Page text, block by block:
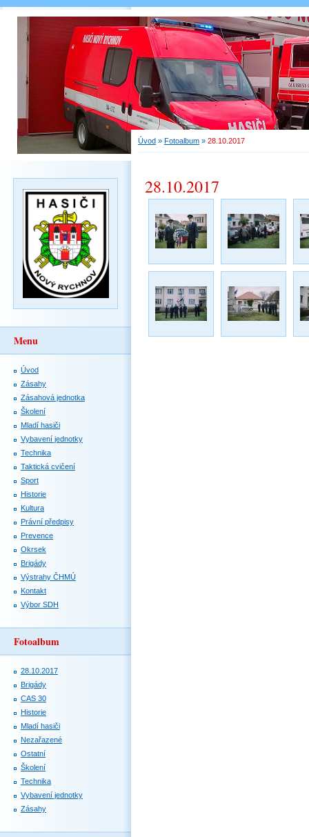
Úvod » Fotoalbum » 28.10.2017
28.10.2017
Menu
Úvod
Zásahy
Zásahová jednotka
Školení
Mladí hasiči
Vybavení jednotky
Technika
Taktická cvičení
Sport
Historie
Kultura
Právní předpisy
Prevence
Okrsek
Brigády
Výstrahy ČHMÚ
Kontakt
Výbor SDH
Fotoalbum
28.10.2017
Brigády
CAS 30
Historie
Mladí hasiči
Nezařazené
Ostatní
Školení
Technika
Vybavení jednotky
Zásahy